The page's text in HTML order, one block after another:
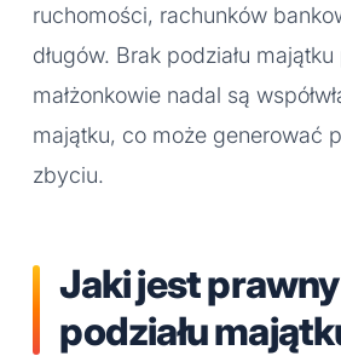
ruchomości, rachunków
długów. Brak podziału
małżonkowie nadal są
majątku, co może generować
zbyciu.
Jaki jest
podziału